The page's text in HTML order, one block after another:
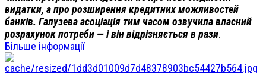
видатки, а про розширення кредитних можливостей
банків. Галузева асоціація тим часом озвучила власний
розрахунок потреби — і він відрізняється в рази.
Більше інформації